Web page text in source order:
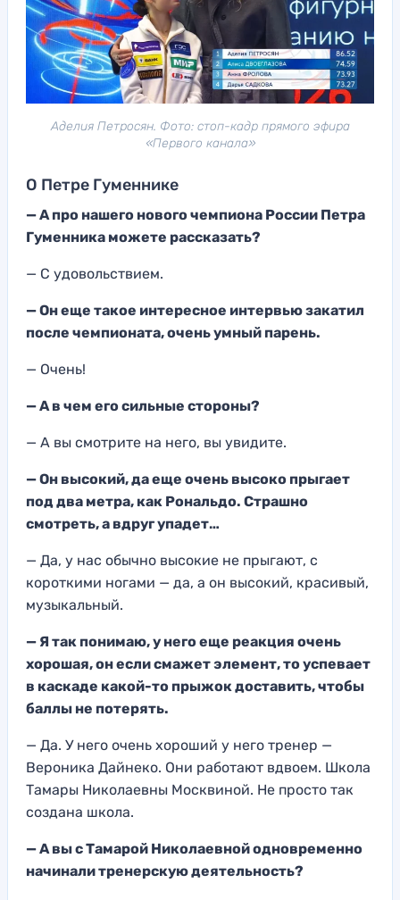
Аделия Петросян. Фото: стоп-кадр прямого эфира
«Первого канала»
О Петре Гуменнике
— А про нашего нового чемпиона России Петра
Гуменника можете рассказать?
— С удовольствием.
—Он еще такое интересное интервью закатил
после чемпионата, очень умный парень.
— Очень!
—А в чем его сильные стороны?
— А вы смотрите на него, вы увидите.
— Он высокий,да еще очень высоко прыгает
под два метра, как Рональдо. Страшно
смотреть,а вдруг упадет…
— Да, у нас обычно высокие не прыгают, с
короткими ногами — да, а он высокий, красивый,
музыкальный.
— Я так понимаю, у него еще реакция очень
хорошая, он если смажет элемент, то успевает
в каскаде какой-то прыжок доставить, чтобы
баллы не потерять.
— Да. У него очень хороший у него тренер —
Вероника Дайнеко. Они работают вдвоем. Школа
Тамары Николаевны Москвиной. Не просто так
создана школа.
— А вы с Тамарой Николаевной одновременно
начинали тренерскую деятельность?